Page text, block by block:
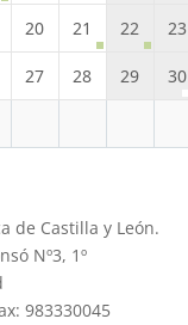
20 21 22 23
27 28 29 30
de Castilla y León.
Nº3, 1º
983330045